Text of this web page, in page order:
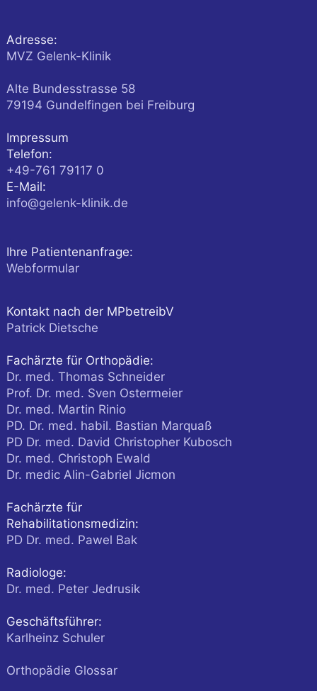
Adresse:
MVZ Gelenk-Klinik
Alte Bundesstrasse 58
79194 Gundelfingen bei Freiburg
Impressum
Telefon:
+49-761 79117 0
E-Mail:
info@gelenk-klinik.de
Ihre Patientenanfrage:
Webformular
Kontakt nach der MPbetreibV
Patrick Dietsche
Fachärzte für Orthopädie:
Dr. med. Thomas Schneider
Prof. Dr. med. Sven Ostermeier
Dr. med. Martin Rinio
PD. Dr. med. habil. Bastian Marquaß
PD Dr. med. David Christopher Kubosch
Dr. med. Christoph Ewald
Dr. medic Alin-Gabriel Jicmon
Fachärzte für
Rehabilitationsmedizin:
PD Dr. med. Pawel Bak
Radiologe:
Dr. med. Peter Jedrusik
Geschäftsführer:
Karlheinz Schuler
Orthopädie Glossar